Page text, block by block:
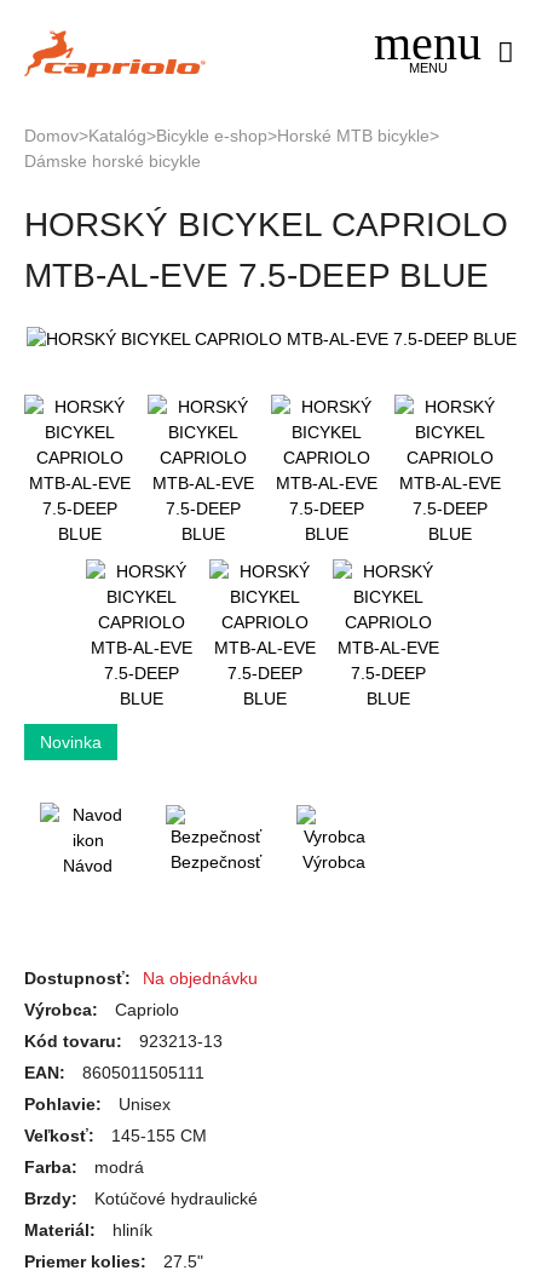
navigation
MENU
Nachádzate
tu
Domov>Katalóg>Bicykle e-shop>Horské MTB bicykle>
Dámske horské bicykle
to
HORSKÝ BICYKEL CAPRIOLO
MTB-AL-EVE 7.5-DEEP BLUE
Návod Bezpečnosť Výrobca
Dostupnosť:
Na objednávku
Výrobca:
Capriolo
Kód tovaru:
923213-13
EAN:
8605011505111
Pohlavie:
Unisex
Veľkosť:
145-155 CM
Farba:
modrá
Brzdy:
Kotúčové hydraulické
Materiál:
hliník
Priemer kolies:
27.5"